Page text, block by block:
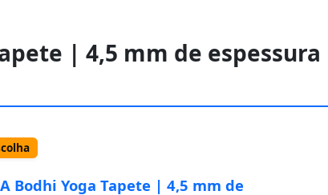
| 4,5 mm de
Bodhi Yoga Tapete | 4,5 mm de